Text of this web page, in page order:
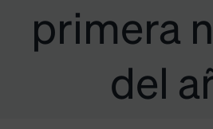
primera
del